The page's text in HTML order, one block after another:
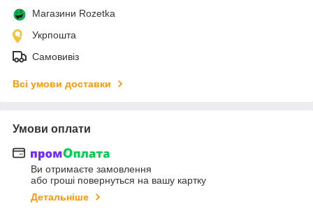
Магазини Rozetka
Укрпошта
Самовивіз
Всі умови доставки
Умови оплати
Ви отримаєте замовлення
або гроші повернуться на вашу картку
Детальніше